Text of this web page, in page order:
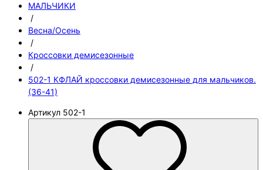
МАЛЬЧИКИ
/
Весна/Осень
/
Кроссовки демисезонные
/
502-1 КФЛАЙ кроссовки демисезонные для мальчиков.
(36-41)
Артикул 502-1